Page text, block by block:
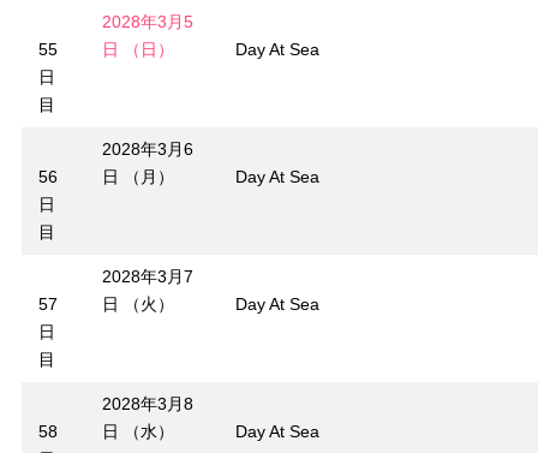
55
日
目
2028年3月5
日 （日）
Day At Sea
56
日
目
2028年3月6
日 （月）
Day At Sea
57
日
目
2028年3月7
日 （火）
Day At Sea
58
2028年3月8
日 （水）
Day At Sea